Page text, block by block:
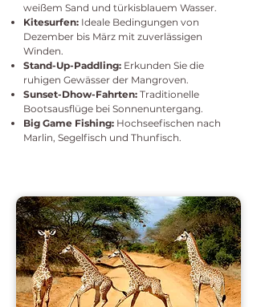
weißem Sand und türkisblauem Wasser.
Kitesurfen: Ideale Bedingungen von
Dezember bis März mit zuverlässigen
Winden.
Stand-Up-Paddling: Erkunden Sie die
ruhigen Gewässer der Mangroven.
Sunset-Dhow-Fahrten: Traditionelle
Bootsausflüge bei Sonnenuntergang.
Big Game Fishing: Hochseefischen nach
Marlin, Segelfisch und Thunfisch.